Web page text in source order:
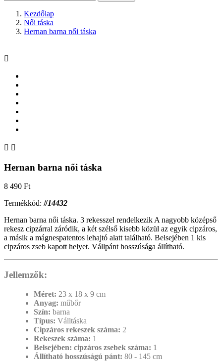
Kezdőlap
Női táska
Hernan barna női táska

 
Hernan barna női táska
8 490 Ft
Termékkód: #14432
Hernan barna női táska. 3 rekesszel rendelkezik A nagyobb középső
rekesz cipzárral záródik, a két szélső kisebb közül az egyik cipzáros,
a másik a mágnespatentos lehajtó alatt található. Belsejében 1 kis
cipzáros zseb kapott helyet. Vállpánt hosszúsága állítható.
Jellemzők:
Méret: 23 x 18 x 9 cm
Anyag: műbőr
Szín: barna
Típus: Válltáska
Cipzáros rekeszek száma: 2
Rekeszek száma: 1
Belsejében: cipzáros zsebek száma: 1
Állítható hosszúságú pánt: 80 - 145 cm